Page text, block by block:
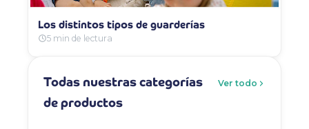
Los distintos tipos de guarderías
5 min de lectura
Todas nuestras categorías
de productos
Ver todo